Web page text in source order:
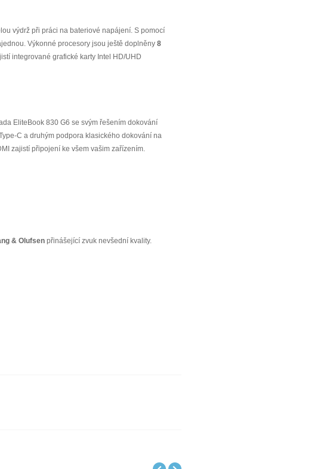
výdrž při práci na bateriové napájení. S pomocí
Výkonné procesory jsou ještě doplněny 8
integrované grafické karty Intel HD/UHD
EliteBook 830 G6 se svým řešením dokování
C a druhým podpora klasického dokování na
zajistí připojení ke všem vašim zařízením.
& Olufsen přinášející zvuk nevšední kvality.